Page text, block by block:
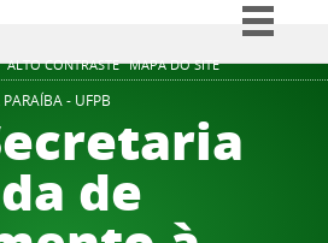
ALTO CONTRASTE MAPA DO SITE
Simplifique!
Participe
Acesso à informação
Legislação
- UFPB
de